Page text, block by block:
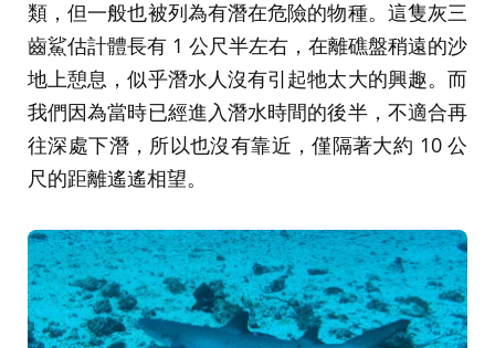
類，但一般也被列為有潛在危險的物種。這隻灰三
齒鯊估計體長有 1 公尺半左右，在離礁盤稍遠的沙
地上憩息，似乎潛水人沒有引起牠太大的興趣。而
我們因為當時已經進入潛水時間的後半，不適合再
往深處下潛，所以也沒有靠近，僅隔著大約 10 公
尺的距離遙遙相望。